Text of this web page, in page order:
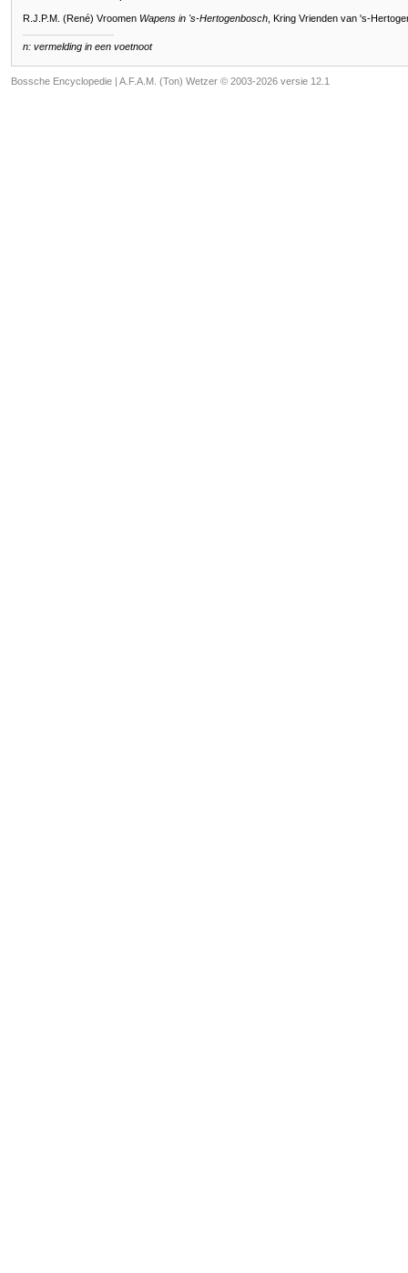
R.J.P.M. (René) Vroomen Wapens in 's-Hertogenbosch , Kring Vrienden van 's-
n: vermelding in een voetnoot
Bossche Encyclopedie | A.F.A.M. (Ton) Wetzer © 2003-2026 versie 12.1